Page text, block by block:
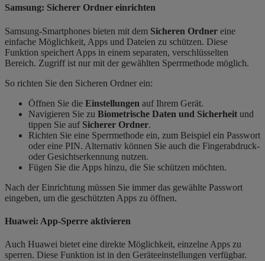
Samsung: Sicherer Ordner einrichten
Samsung-Smartphones bieten mit dem Sicheren Ordner eine
einfache Möglichkeit, Apps und Dateien zu schützen. Diese
Funktion speichert Apps in einem separaten, verschlüsselten
Bereich. Zugriff ist nur mit der gewählten Sperrmethode möglich.
So richten Sie den Sicheren Ordner ein:
Öffnen Sie die Einstellungen auf Ihrem Gerät.
Navigieren Sie zu Biometrische Daten und Sicherheit und
tippen Sie auf Sicherer Ordner.
Richten Sie eine Sperrmethode ein, zum Beispiel ein Passwort
oder eine PIN. Alternativ können Sie auch die Fingerabdruck-
oder Gesichtserkennung nutzen.
Fügen Sie die Apps hinzu, die Sie schützen möchten.
Nach der Einrichtung müssen Sie immer das gewählte Passwort
eingeben, um die geschützten Apps zu öffnen.
Huawei: App-Sperre aktivieren
Auch Huawei bietet eine direkte Möglichkeit, einzelne Apps zu
sperren. Diese Funktion ist in den Geräteeinstellungen verfügbar.